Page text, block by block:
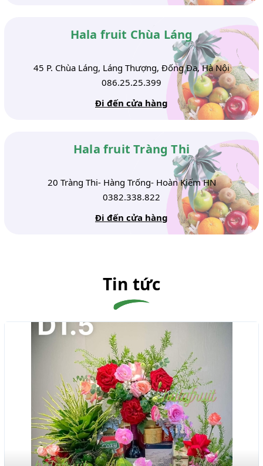
Hala fruit Chùa Láng
45 P. Chùa Láng, Láng Thượng, Đống Đa, Hà Nội
086.25.25.399
Đi đến cửa hàng
Hala fruit Tràng Thi
20 Tràng Thi- Hàng Trống- Hoàn Kiếm HN
0382.338.822
Đi đến cửa hàng
Tin tức